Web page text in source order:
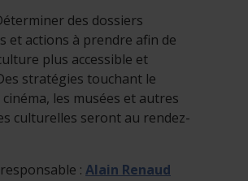
des dossiers
et actions à prendre afin de
plus accessible et
stratégies touchant le
les musées et autres
culturelles seront au rendez-
: Alain Renaud